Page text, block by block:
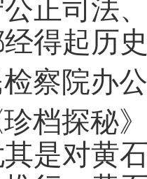
正司法
得起历
察院办
档探秘
是对黄